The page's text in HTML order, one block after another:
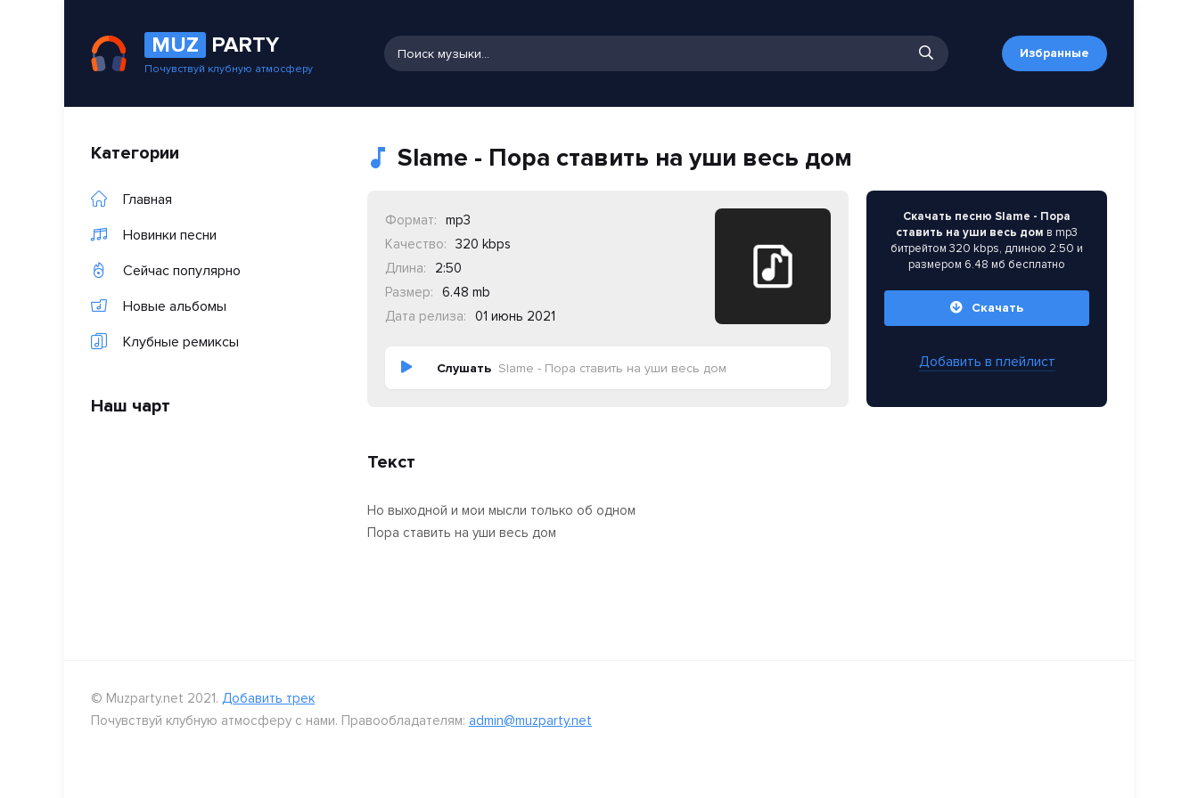
MUZ PARTY
Почувствуй клубную атмосферу
Избранные
Категории
Главная
Новинки песни
Сейчас популярно
Новые альбомы
Клубные ремиксы
Наш чарт
Slame - Пора ставить на уши весь дом
Формат:
mp3
Качество:
320 kbps
Длина:
2:50
Размер:
6.48 mb
Дата релиза:
01 июнь 2021
Слушать Slame - Пора ставить на уши весь дом
Скачать песню Slame - Пора
ставить на уши весь дом в mp3
битрейтом 320 kbps, длиною 2:50 и
размером 6.48 мб бесплатно
Скачать
Добавить в плейлист
Текст
Но выходной и мои мысли только об одном
Пора ставить на уши весь дом
© Muzparty.net 2021. Добавить трек
Почувствуй клубную атмосферу с нами. Правообладателям: admin@muzparty.net